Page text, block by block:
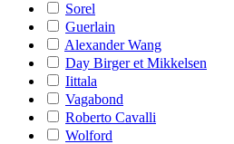
Sorel
Guerlain
Alexander Wang
Day Birger et Mikkelsen
Iittala
Vagabond
Roberto Cavalli
Wolford